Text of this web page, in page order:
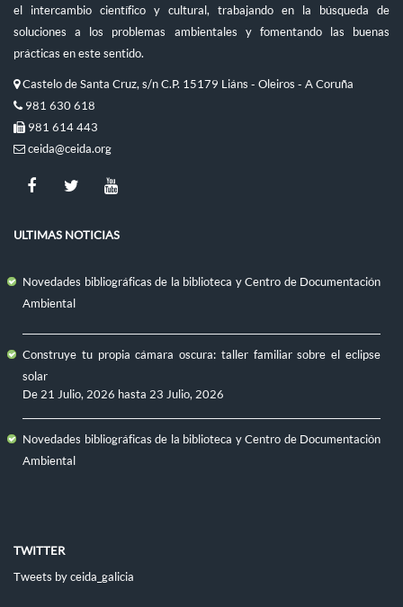
el intercambio científico y cultural, trabajando en la búsqueda de
soluciones a los problemas ambientales y fomentando las buenas
prácticas en este sentido.
Castelo de Santa Cruz, s/n C.P. 15179 Liáns - Oleiros - A Coruña
981 630 618
981 614 443
ceida@ceida.org
ULTIMAS NOTICIAS
Novedades bibliográficas de la biblioteca y Centro de Documentación
Ambiental
Construye tu propia cámara oscura: taller familiar sobre el eclipse
solar
De 21 Julio, 2026 hasta 23 Julio, 2026
Novedades bibliográficas de la biblioteca y Centro de Documentación
Ambiental
TWITTER
Tweets by ceida_galicia